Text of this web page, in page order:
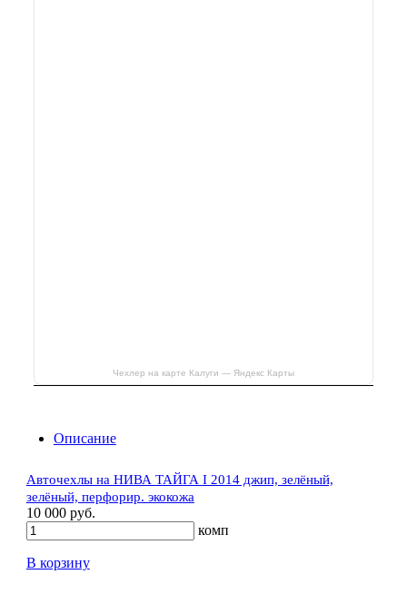
Чехлер на карте Калуги — Яндекс Карты
Описание
Авточехлы на НИВА ТАЙГА I 2014 джип, зелёный,
зелёный, перфорир. экокожа
10 000 руб.
комп
В корзину